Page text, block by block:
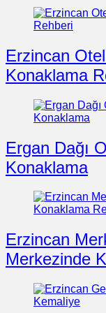
Erzincan
Konaklama
Ergan Dağı
Konaklama
Erzincan
Merkezinde